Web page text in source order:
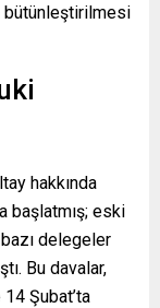
bütünleştirilmesi
hakkında
başlatmış; eski
delegeler
Bu davalar,
Şubat’ta